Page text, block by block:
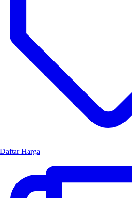
Daftar Harga